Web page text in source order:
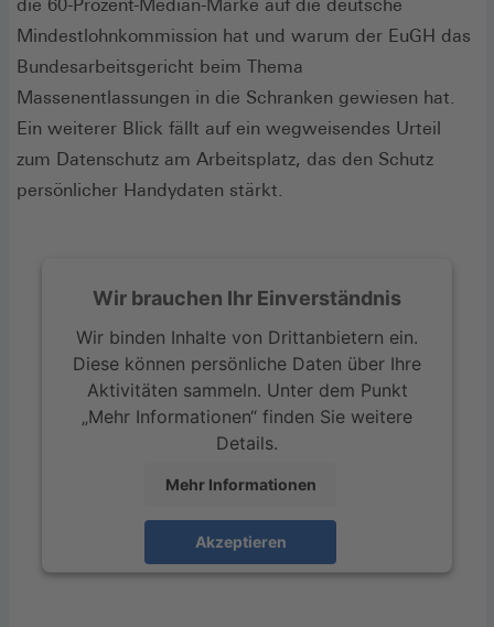
die 60-Prozent-Median-Marke auf die deutsche
Mindestlohnkommission hat und warum der EuGH das
Bundesarbeitsgericht beim Thema
Massenentlassungen in die Schranken gewiesen hat.
Ein weiterer Blick fällt auf ein wegweisendes Urteil
zum Datenschutz am Arbeitsplatz, das den Schutz
persönlicher Handydaten stärkt.
Wir brauchen Ihr Einverständnis
Wir binden Inhalte von Drittanbietern ein.
Diese können persönliche Daten über Ihre
Aktivitäten sammeln. Unter dem Punkt
„Mehr Informationen“ finden Sie weitere
Details.
Mehr Informationen
Akzeptieren